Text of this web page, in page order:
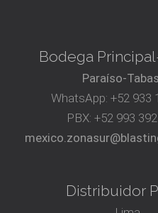
Bodega
Paraíso-
WhatsApp: +52 933
PBX:+52 993
Distribuidor